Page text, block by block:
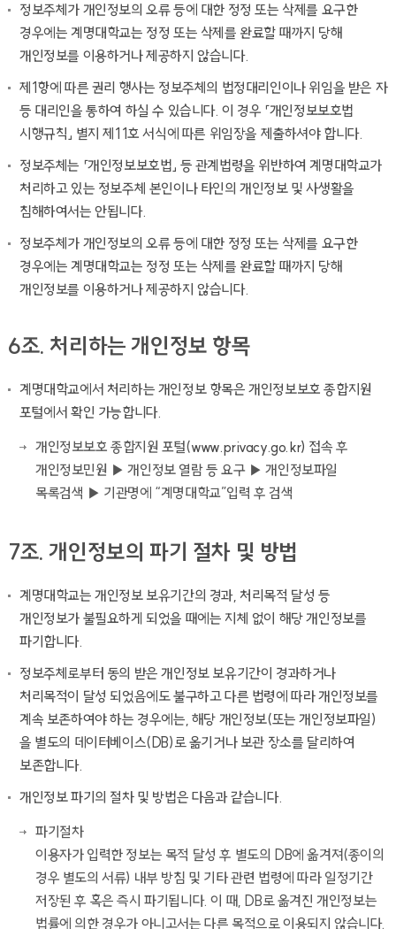
정보주체가 개인정보의 오류 등에 대한 정정 또는 삭제를 요구한
경우에는 계명대학교는 정정 또는 삭제를 완료할 때까지 당해
개인정보를 이용하거나 제공하지 않습니다.
제1항에 따른 권리 행사는 정보주체의 법정대리인이나 위임을 받은 자
등 대리인을 통하여 하실 수 있습니다. 이 경우 「개인정보보호법
시행규칙」 별지 제11호 서식에 따른 위임장을 제출하셔야 합니다.
정보주체는 「개인정보보호법」 등 관계법령을 위반하여 계명대학교가
처리하고 있는 정보주체 본인이나 타인의 개인정보 및 사생활을
침해하여서는 안됩니다.
정보주체가 개인정보의 오류 등에 대한 정정 또는 삭제를 요구한
경우에는 계명대학교는 정정 또는 삭제를 완료할 때까지 당해
개인정보를 이용하거나 제공하지 않습니다.
6조. 처리하는 개인정보 항목
계명대학교에서 처리하는 개인정보 항목은 개인정보보호 종합지원
포털에서 확인 가능합니다.
개인정보보호 종합지원 포털(www.privacy.go.kr) 접속 후
개인정보민원 ▶ 개인정보 열람 등 요구 ▶ 개인정보파일
목록검색 ▶ 기관명에 “계명대학교”입력 후 검색
7조. 개인정보의 파기 절차 및 방법
계명대학교는 개인정보 보유기간의 경과, 처리목적 달성 등
개인정보가 불필요하게 되었을 때에는 지체 없이 해당 개인정보를
파기합니다.
정보주체로부터 동의 받은 개인정보 보유기간이 경과하거나
처리목적이 달성 되었음에도 불구하고 다른 법령에 따라 개인정보를
계속 보존하여야 하는 경우에는, 해당 개인정보(또는 개인정보파일)
을 별도의 데이터베이스(DB)로 옮기거나 보관 장소를 달리하여
보존합니다.
개인정보 파기의 절차 및 방법은 다음과 같습니다.
파기절차
이용자가 입력한 정보는 목적 달성 후 별도의 DB에 옮겨져(종이의
경우 별도의 서류) 내부 방침 및 기타 관련 법령에 따라 일정기간
저장된 후 혹은 즉시 파기됩니다. 이 때, DB로 옮겨진 개인정보는
법률에 의한 경우가 아니고서는 다른 목적으로 이용되지 않습니다.